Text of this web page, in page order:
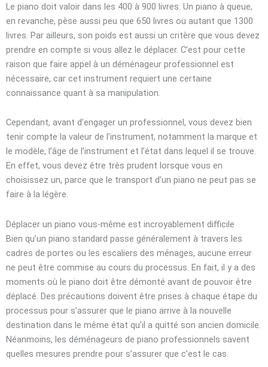
Le piano doit valoir dans les 400 à 900 livres. Un piano à queue,
en revanche, pèse aussi peu que 650 livres ou autant que 1300
livres. Par ailleurs, son poids est aussi un critère que vous devez
prendre en compte si vous allez le déplacer. C’est pour cette
raison que faire appel à un déménageur professionnel est
nécessaire, car cet instrument requiert une certaine
connaissance quant à sa manipulation.
Cependant, avant d’engager un professionnel, vous devez bien
tenir compte la valeur de l’instrument, notamment la marque et
le modèle, l’âge de l’instrument et l’état dans lequel il se trouve.
En effet, vous devez être très prudent lorsque vous en
choisissez un, parce que le transport d’un piano ne peut pas se
faire à la légère.
Déplacer un piano vous-même est incroyablement difficile
Bien qu’un piano standard passe généralement à travers les
cadres de portes ou les escaliers des ménages, aucune erreur
ne peut être commise au cours du processus. En fait, il y a des
moments où le piano doit être démonté avant de pouvoir être
déplacé. Des précautions doivent être prises à chaque étape du
processus pour s’assurer que le piano arrive à la nouvelle
destination dans le même état qu’il a quitté son ancien domicile.
Néanmoins, les déménageurs de piano professionnels savent
quelles mesures prendre pour s’assurer que c’est le cas.